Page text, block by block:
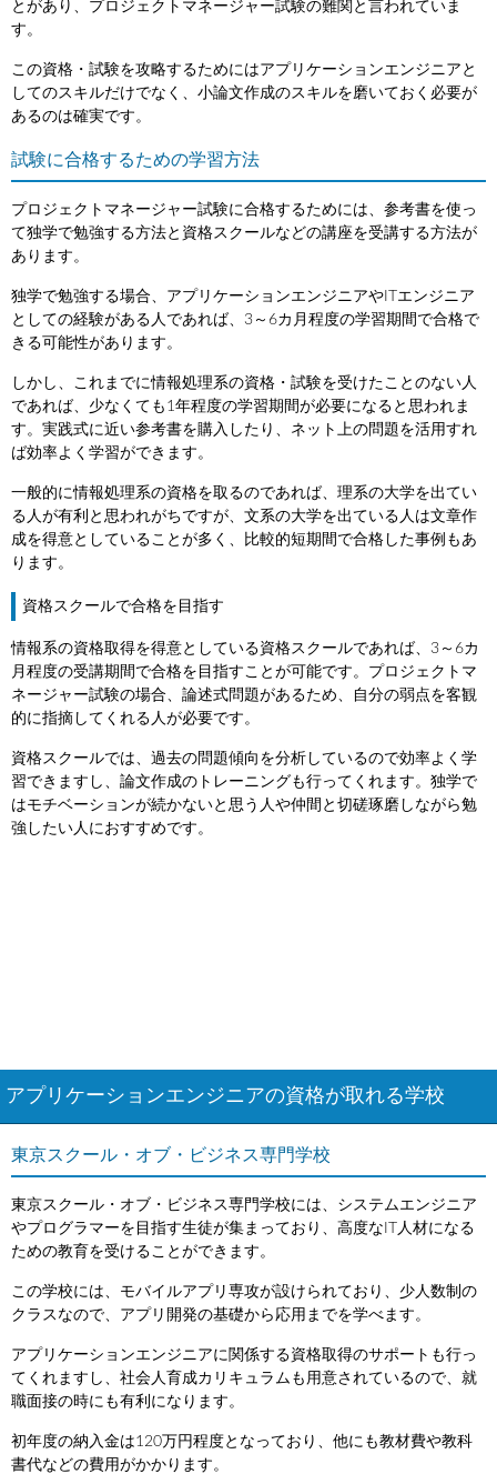
とがあり、プロジェクトマネージャー試験の難関と言われていま
す。
この資格・試験を攻略するためにはアプリケーションエンジニアと
してのスキルだけでなく、小論文作成のスキルを磨いておく必要が
あるのは確実です。
試験に合格するための学習方法
プロジェクトマネージャー試験に合格するためには、参考書を使っ
て独学で勉強する方法と資格スクールなどの講座を受講する方法が
あります。
独学で勉強する場合、アプリケーションエンジニアやITエンジニア
としての経験がある人であれば、3～6カ月程度の学習期間で合格で
きる可能性があります。
しかし、これまでに情報処理系の資格・試験を受けたことのない人
であれば、少なくても1年程度の学習期間が必要になると思われま
す。実践式に近い参考書を購入したり、ネット上の問題を活用すれ
ば効率よく学習ができます。
一般的に情報処理系の資格を取るのであれば、理系の大学を出てい
る人が有利と思われがちですが、文系の大学を出ている人は文章作
成を得意としていることが多く、比較的短期間で合格した事例もあ
ります。
資格スクールで合格を目指す
情報系の資格取得を得意としている資格スクールであれば、3～6カ
月程度の受講期間で合格を目指すことが可能です。プロジェクトマ
ネージャー試験の場合、論述式問題があるため、自分の弱点を客観
的に指摘してくれる人が必要です。
資格スクールでは、過去の問題傾向を分析しているので効率よく学
習できますし、論文作成のトレーニングも行ってくれます。独学で
はモチベーションが続かないと思う人や仲間と切磋琢磨しながら勉
強したい人におすすめです。
アプリケーションエンジニアの資格が取れる学校
東京スクール・オブ・ビジネス専門学校
東京スクール・オブ・ビジネス専門学校には、システムエンジニア
やプログラマーを目指す生徒が集まっており、高度なIT人材になる
ための教育を受けることができます。
この学校には、モバイルアプリ専攻が設けられており、少人数制の
クラスなので、アプリ開発の基礎から応用までを学べます。
アプリケーションエンジニアに関係する資格取得のサポートも行っ
てくれますし、社会人育成カリキュラムも用意されているので、就
職面接の時にも有利になります。
初年度の納入金は120万円程度となっており、他にも教材費や教科
書代などの費用がかかります。